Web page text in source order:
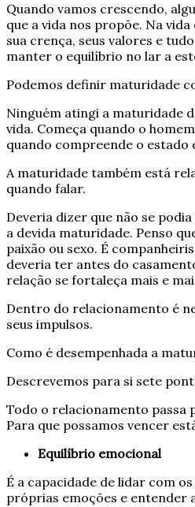
Quando vamos crescendo,
que a vida nos propõe. Na
sua crença, seus valores e
manter o equilíbrio no lar a
Podemos definir maturidade
Ninguém atingi a maturidade
vida. Começa quando o
quando compreende o estado
A maturidade também está
quando falar.
Deveria dizer que não se
a devida maturidade. Penso
paixão ou sexo. É
deveria ter antes do
relação se fortaleça mais e
Dentro do relacionamento é
seus impulsos.
Como é desempenhada a
Descrevemos para si sete
Todo o relacionamento passa
Para que possamos vencer
Equilíbrio emocional
É a capacidade de lidar com
próprias emoções e entender